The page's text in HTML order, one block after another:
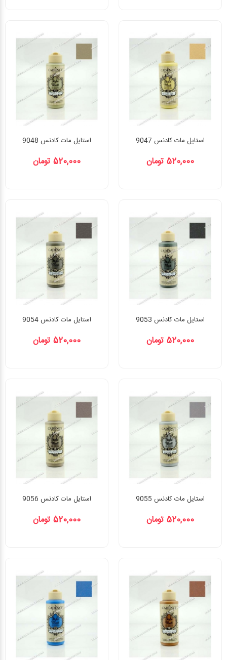
استایل مات کادنس 9047
520,000 تومان
استایل مات کادنس 9048
520,000 تومان
استایل مات کادنس 9053
520,000 تومان
استایل مات کادنس 9054
520,000 تومان
استایل مات کادنس 9055
520,000 تومان
استایل مات کادنس 9056
520,000 تومان